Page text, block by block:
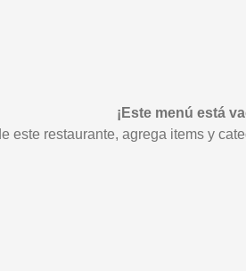
¡Este menú está
este restaurante, agrega items y